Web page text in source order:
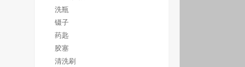
洗瓶
镊子
药匙
胶塞
清洗刷